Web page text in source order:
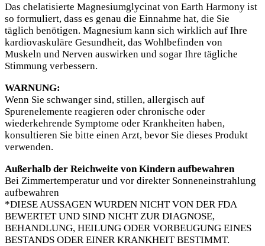
Das chelatisierte Magnesiumglycinat von Earth Harmony ist
so formuliert, dass es genau die Einnahme hat, die Sie
täglich benötigen. Magnesium kann sich wirklich auf Ihre
kardiovaskuläre Gesundheit, das Wohlbefinden von
Muskeln und Nerven auswirken und sogar Ihre tägliche
Stimmung verbessern.
WARNUNG:
Wenn Sie schwanger sind, stillen, allergisch auf
Spurenelemente reagieren oder chronische oder
wiederkehrende Symptome oder Krankheiten haben,
konsultieren Sie bitte einen Arzt, bevor Sie dieses Produkt
verwenden.
Außerhalb der Reichweite von Kindern aufbewahren
Bei Zimmertemperatur und vor direkter Sonneneinstrahlung
aufbewahren
*DIESE AUSSAGEN WURDEN NICHT VON DER FDA
BEWERTET UND SIND NICHT ZUR DIAGNOSE,
BEHANDLUNG, HEILUNG ODER VORBEUGUNG EINES
BESTANDS ODER EINER KRANKHEIT BESTIMMT.